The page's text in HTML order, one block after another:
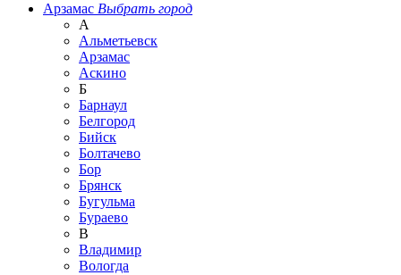
Арзамас Выбрать город
А
Альметьевск
Арзамас
Аскино
Б
Барнаул
Белгород
Бийск
Болтачево
Бор
Брянск
Бугульма
Бураево
В
Владимир
Вологда